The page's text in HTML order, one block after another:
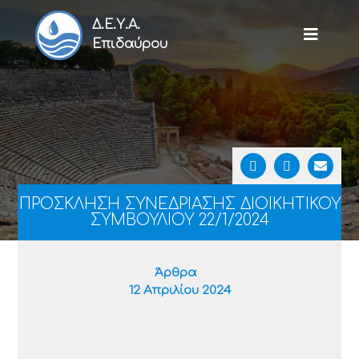
Δ.Ε.Υ.Α.
Επιδαύρου
ΠΡΟΣΚΛΗΣΗ ΣΥΝΕΔΡΙΑΣΗΣ ΔΙΟΙΚΗΤΙΚΟΥ
ΣΥΜΒΟΥΛΙΟΥ 22/1/2024
Άρθρα
12 Απριλίου 2024